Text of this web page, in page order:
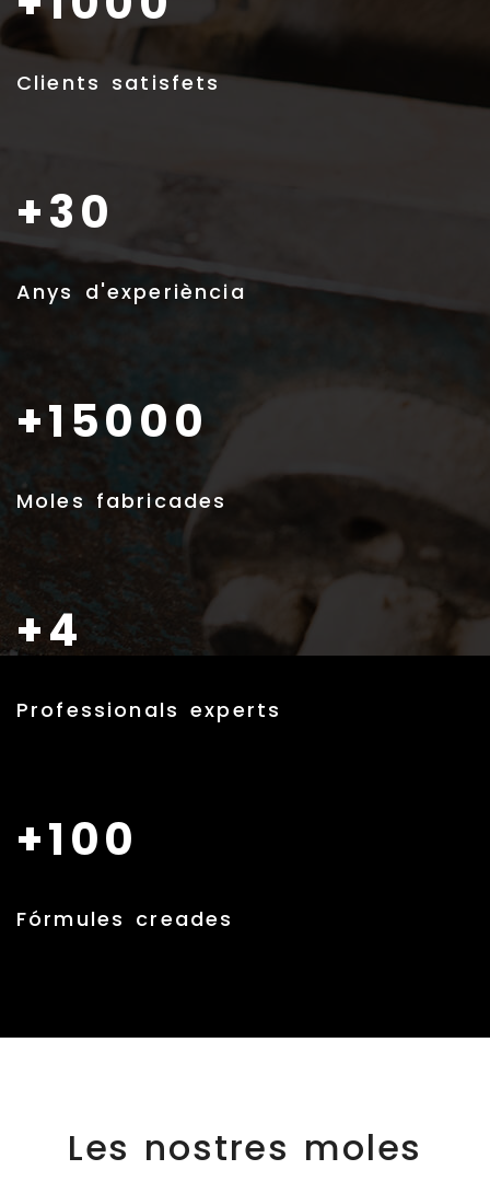
Clients satisfets
+30
Anys d'experiència
+15000
Moles fabricades
+4
Professionals experts
+100
Fórmules creades
Les nostres moles